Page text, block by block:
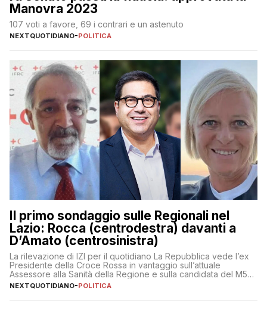
Manovra 2023
107 voti a favore, 69 i contrari e un astenuto
NEXTQUOTIDIANO-POLITICA
Il primo sondaggio sulle Regionali nel
Lazio: Rocca (centrodestra) davanti a
D’Amato (centrosinistra)
La rilevazione di IZI per il quotidiano La Repubblica vede l’ex
Presidente della Croce Rossa in vantaggio sull’attuale
Assessore alla Sanità della Regione e sulla candidata del M5S
Donatella Bianchi
NEXTQUOTIDIANO-POLITICA